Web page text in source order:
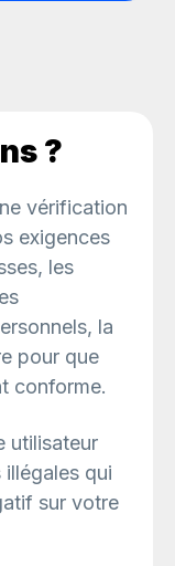
?
vérification
exigences
les
la
pour que
conforme.
utilisateur
qui
sur votre